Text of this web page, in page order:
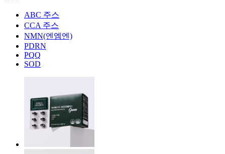
ABC 주스
CCA 주스
NMN(엔엠엔)
PDRN
PQQ
SOD